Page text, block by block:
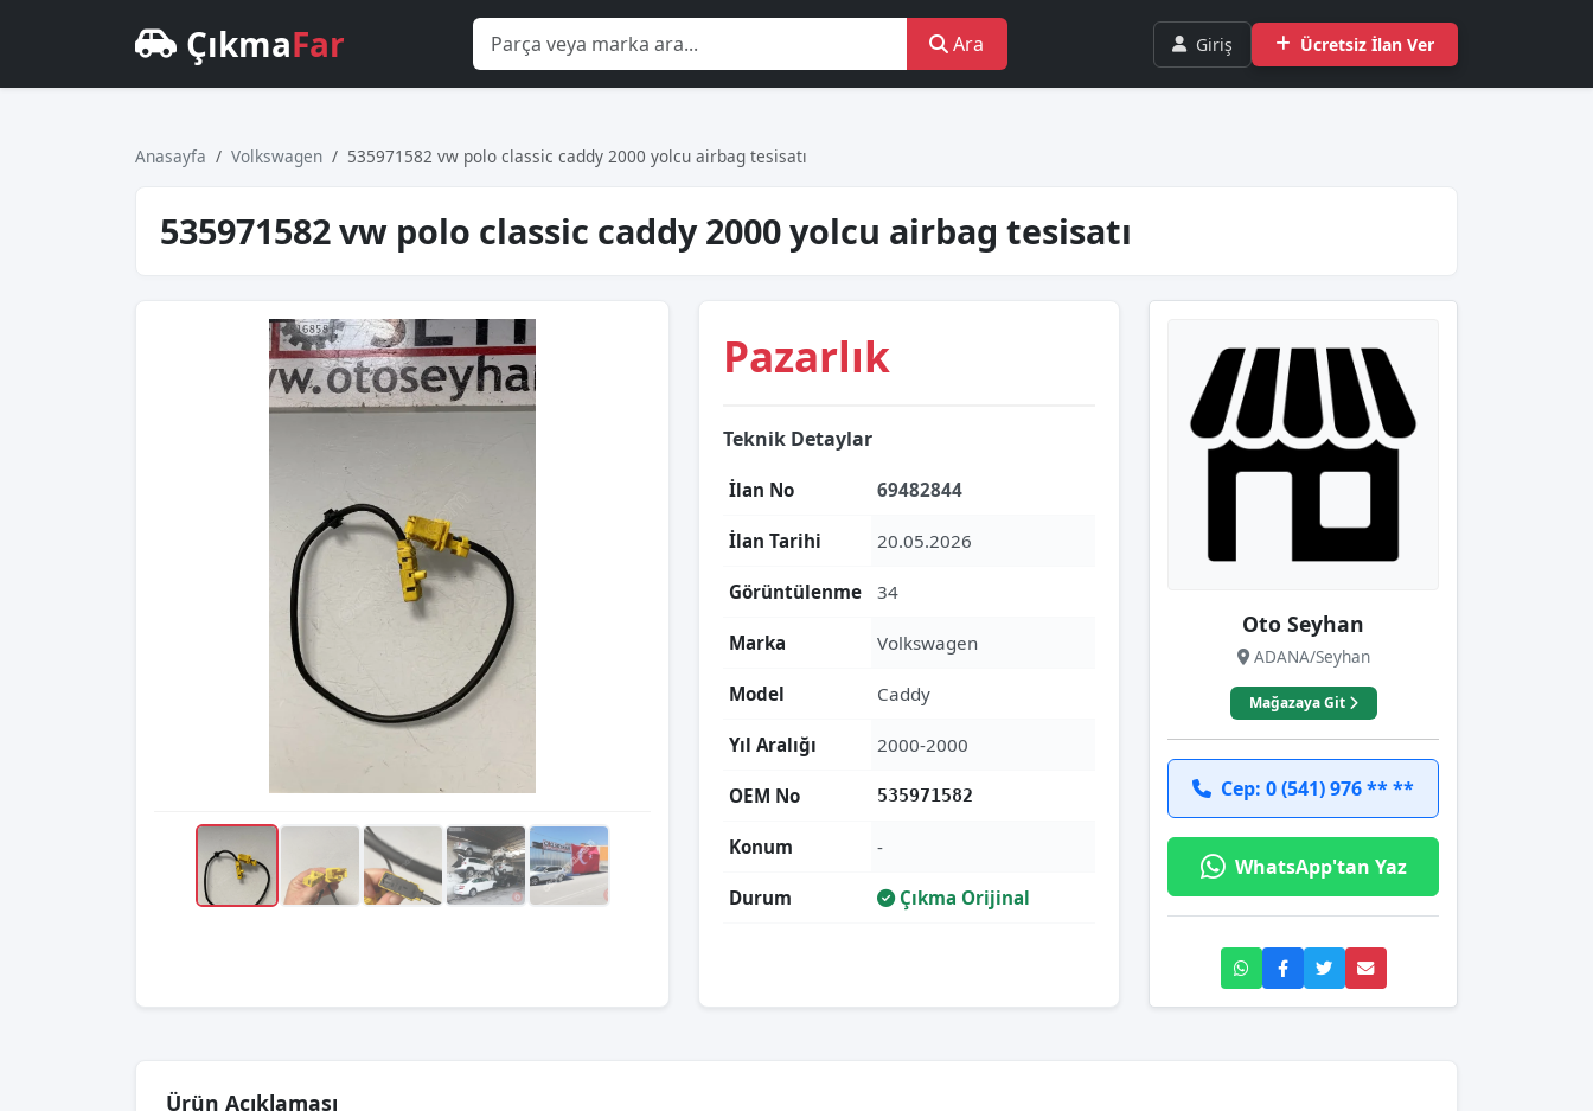
ÇıkmaFar Ara Giriş Ücretsiz İlan Ver
Anasayfa Volkswagen 535971582 vw polo classic caddy 2000 yolcu airbag tesisatı
535971582 vw polo classic caddy 2000 yolcu airbag tesisatı
Pazarlık
Teknik Detaylar
İlan No 69482844
İlan Tarihi 20.05.2026
Görüntülenme 34
Marka Volkswagen
Model Caddy
Yıl Aralığı 2000-2000
OEM No 535971582
Konum -
Durum Çıkma Orijinal
Oto Seyhan
ADANA/Seyhan
Mağazaya Git
Cep: 0 (541) 976 ** **
WhatsApp'tan Yaz
Ürün Açıklaması